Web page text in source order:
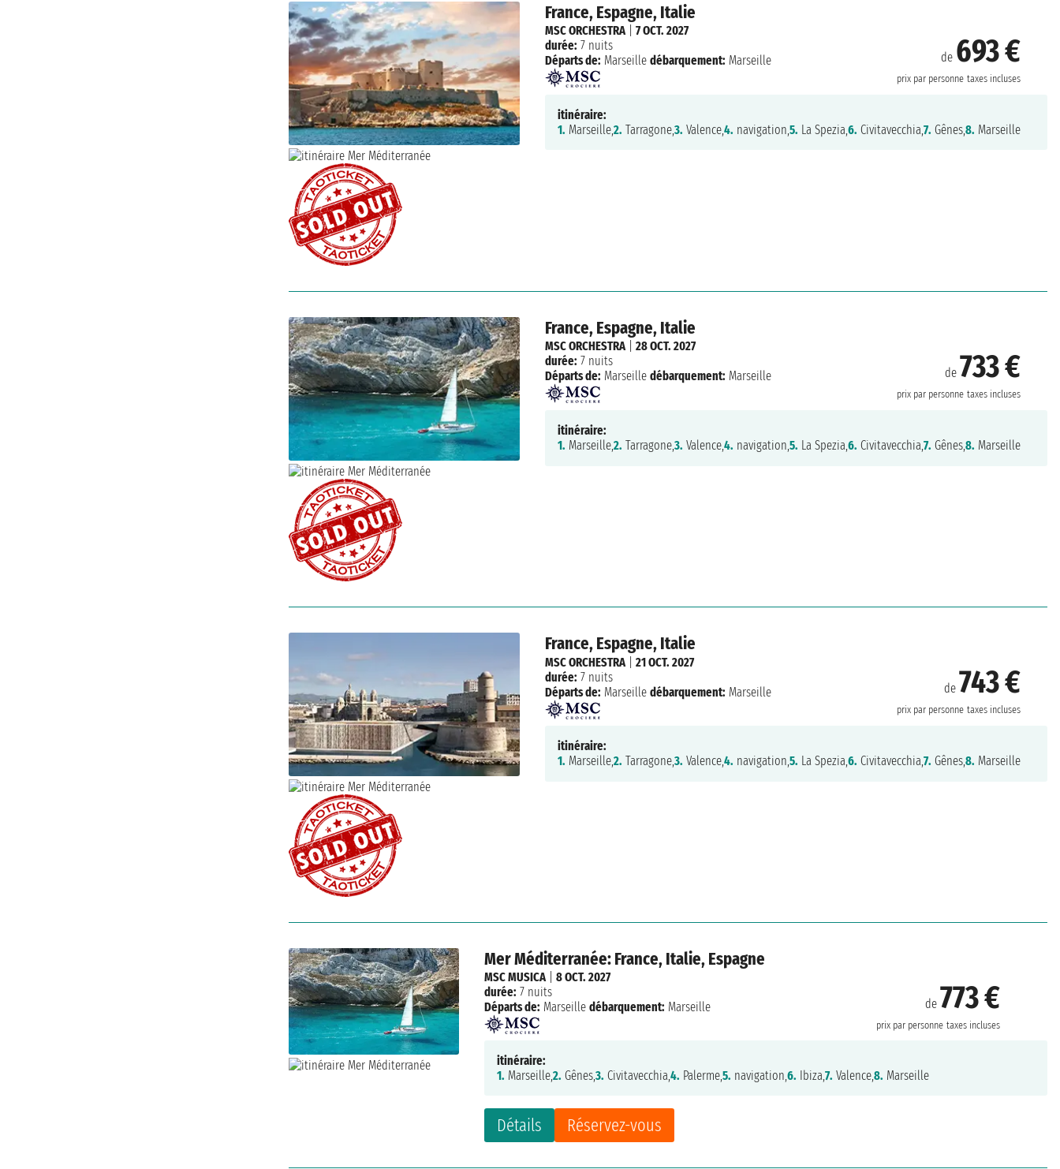
France, Espagne, Italie
de 693 €
prix par personne taxes incluses
MSC ORCHESTRA| 7 OCT. 2027
durée: 7 nuits
Départs de: Marseille débarquement: Marseille
itinéraire:
1. Marseille,2. Tarragone,3. Valence,4. navigation, 5. La Spezia, 6. Civitavecchia, 7. Gênes,8. Marseille
France, Espagne, Italie
de 733 €
prix par personne taxes incluses
MSC ORCHESTRA| 28 OCT. 2027
durée: 7 nuits
Départs de: Marseille débarquement: Marseille
itinéraire:
1. Marseille,2. Tarragone,3. Valence,4. navigation,5. La Spezia,6. Civitavecchia,7. Gênes,8. Marseille
France, Espagne, Italie
de 743 €
prix par personne taxes incluses
MSC ORCHESTRA| 21 OCT. 2027
durée: 7 nuits
Départs de: Marseille débarquement: Marseille
itinéraire:
1. Marseille,2. Tarragone,3. Valence,4. navigation,5. La Spezia,6. Civitavecchia,7. Gênes,8. Marseille
Mer Méditerranée: France, Italie, Espagne
de 773 €
prix par personne taxes incluses
Détails Réservez-vous
MSC MUSICA|8 OCT. 2027
durée: 7 nuits
Départs de: Marseille débarquement: Marseille
itinéraire:
1. Marseille,2. Gênes,3. Civitavecchia,4. Palerme,5. navigation,6. Ibiza,7. Valence,8. Marseille